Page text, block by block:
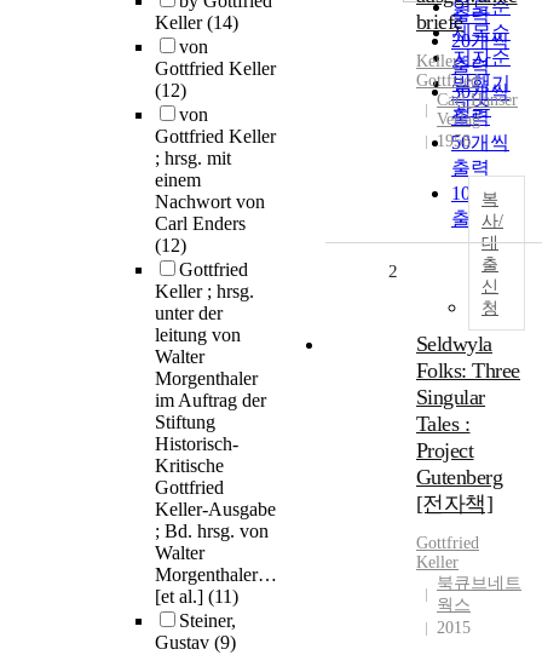
Keller(14)
von
Gottfried Keller
(12)
von
Gottfried Keller
; hrsg. mit
einem
Nachwort von
Carl Enders
(12)
Gottfried
Keller ; hrsg.
unter der
leitung von
Walter
Morgenthaler
im Auftrag der
Stiftung
Historisch-
Kritische
Gottfried
Keller-Ausgabe
; Bd. hrsg. von
Walter
Morgenthaler…
[et al.] (11)
Steiner,
Gustav (9)
연도순
제목순
저자순
발행기
관순
출력
20개씩
출력
30개씩
출력
50개씩
출력
100개씩
출력
briefe
Keller,
Gottfried
Carl Hanser
Verlag
1958
복
사/
대
출
신
청
2
Seldwyla
Folks: Three
Singular
Tales :
Project
Gutenberg
[전자책]
Gottfried
Keller
북큐브네트
웍스
2015